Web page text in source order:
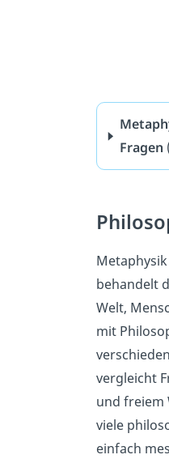
Fragen
behandelt
Welt,
mit
vergleicht
und freiem
viele
einfach